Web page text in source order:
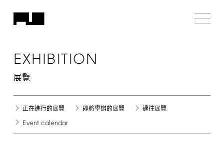
EXHIBITION
展覽
正在進行的展覽 即將舉辦的展覽 過往展覽
Event calendar